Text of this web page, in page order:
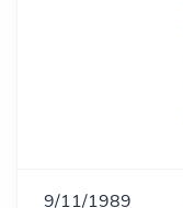
9/11/1989